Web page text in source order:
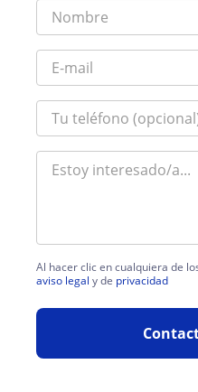
Al hacer clic en cualquiera de
aviso legal y de privacidad